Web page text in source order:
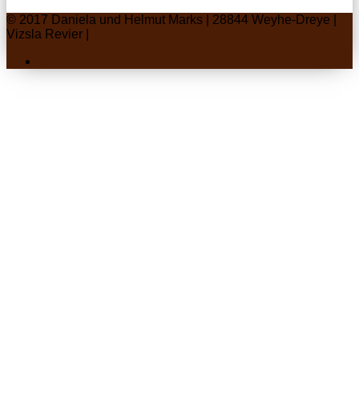
© 2017 Daniela und Helmut Marks | 28844 Weyhe-Dreye |
Vizsla Revier |